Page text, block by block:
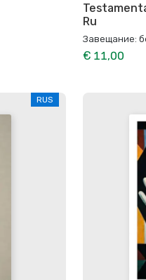
Ru
Завещание:
€ 11,00
RUS